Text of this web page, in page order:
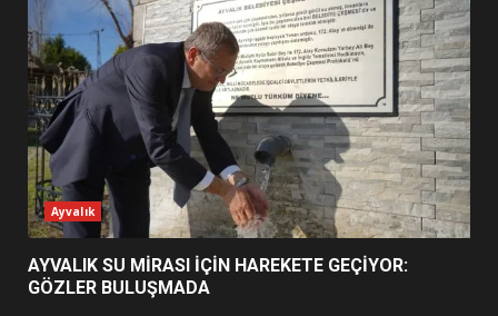
1
AYVALIK SU MİRASI İÇİN
HAREKETE GEÇİYOR: GÖZLER
BULUŞMADA
2
ESA 2026’DA TÜRK BAHARATI
NEYİ TEMSİL ETTİ?
Ayvalık
AYVALIK SU MİRASI İÇİN HAREKETE GEÇİYOR:
GÖZLER BULUŞMADA